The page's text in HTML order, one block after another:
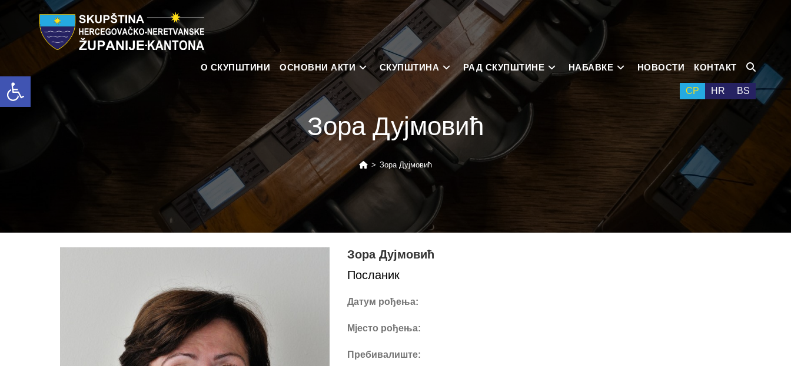
Open toolbar СР HR BS
О СКУПШТИНИ ОСНОВНИ АКТИ СКУПШТИНА РАД СКУПШТИНЕ НАБАВКЕ НОВОСТИ КОНТАКТ
Зора Дујмовић
> Зора Дујмовић
Зора Дујмовић
Посланик
Датум рођења:
Мјесто рођења:
Пребивалиште: